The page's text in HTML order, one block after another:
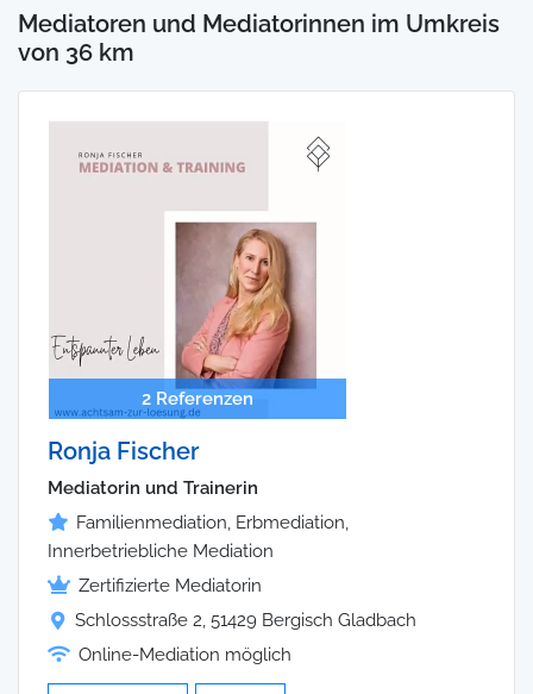
Mediatoren und Mediatorinnen im Umkreis
von 36 km
2 Referenzen
Ronja Fischer
Mediatorin und Trainerin
Familienmediation, Erbmediation,
Innerbetriebliche Mediation
Zertifizierte Mediatorin
Schlossstraße 2, 51429 Bergisch Gladbach
Online-Mediation möglich